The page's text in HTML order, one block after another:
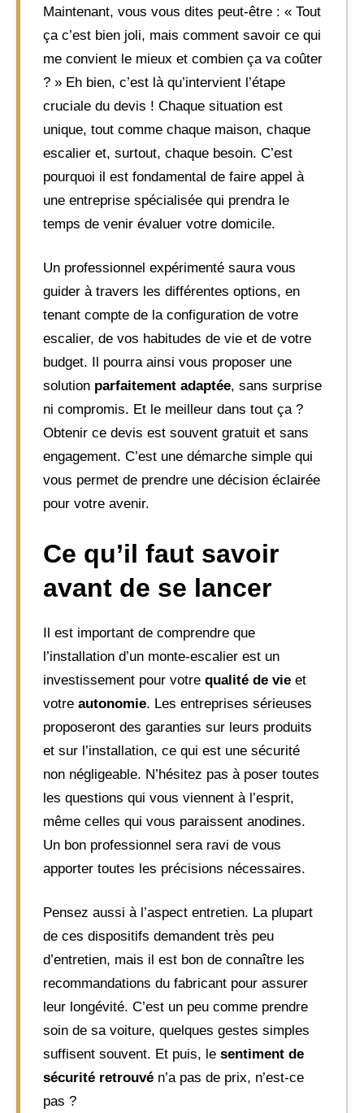
Maintenant, vous vous dites peut-être : « Tout
ça c’est bien joli, mais comment savoir ce qui
me convient le mieux et combien ça va coûter
? » Eh bien, c’est là qu’intervient l’étape
cruciale du devis ! Chaque situation est
unique, tout comme chaque maison, chaque
escalier et, surtout, chaque besoin. C’est
pourquoi il est fondamental de faire appel à
une entreprise spécialisée qui prendra le
temps de venir évaluer votre domicile.
Un professionnel expérimenté saura vous
guider à travers les différentes options, en
tenant compte de la configuration de votre
escalier, de vos habitudes de vie et de votre
budget. Il pourra ainsi vous proposer une
solution parfaitement adaptée, sans surprise
ni compromis. Et le meilleur dans tout ça ?
Obtenir ce devis est souvent gratuit et sans
engagement. C’est une démarche simple qui
vous permet de prendre une décision éclairée
pour votre avenir.
Ce qu’il faut savoir
avant de se lancer
Il est important de comprendre que
l’installation d’un monte-escalier est un
investissement pour votre qualité de vie et
votre autonomie. Les entreprises sérieuses
proposeront des garanties sur leurs produits
et sur l’installation, ce qui est une sécurité
non négligeable. N’hésitez pas à poser toutes
les questions qui vous viennent à l’esprit,
même celles qui vous paraissent anodines.
Un bon professionnel sera ravi de vous
apporter toutes les précisions nécessaires.
Pensez aussi à l’aspect entretien. La plupart
de ces dispositifs demandent très peu
d’entretien, mais il est bon de connaître les
recommandations du fabricant pour assurer
leur longévité. C’est un peu comme prendre
soin de sa voiture, quelques gestes simples
suffisent souvent. Et puis, le sentiment de
sécurité retrouvé n’a pas de prix, n’est-ce
pas ?